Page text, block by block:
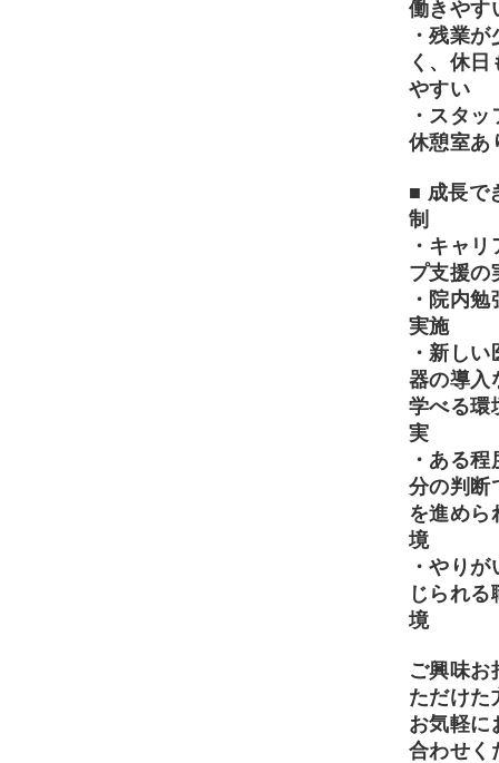
働きやす
・残業が
く、休日
やすい
・スタ
休憩室あ
■ 成長で
制
・キャ
プ支援の
・院内
実施
・新し
器の導入
学べる環
実
・ある
分の判断
を進めら
境
・やり
じられる
境
ご興味お
ただけた
お気軽に
合わせく